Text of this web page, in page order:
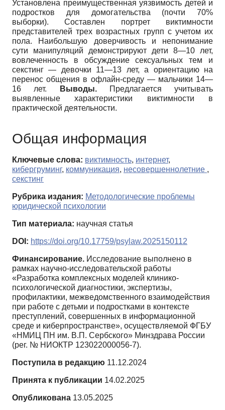
Установлена преимущественная уязвимость детей и
подростков для домогательства (почти 70%
выборки). Составлен портрет виктимности
представителей трех возрастных групп с учетом их
пола. Наибольшую доверчивость и непонимание
сути манипуляций демонстрируют дети 8—10 лет,
вовлеченность в обсуждение сексуальных тем и
секстинг — девочки 11—13 лет, а ориентацию на
перенос общения в офлайн-среду — мальчики 14—
16 лет.
Выводы.Предлагается учитывать
выявленные характеристики виктимности в
практической деятельности.
Общая информация
Ключевые слова: виктимность, интернет,
кибергруминг, коммуникация, несовершеннолетние ,
секстинг
Рубрика издания: Методологические проблемы
юридической психологии
Тип материала: научная статья
DOI: https://doi.org/10.17759/psylaw.2025150112
Финансирование. Исследование выполнено в
рамках научно-исследовательской работы
«Разработка комплексных моделей клинико-
психологической диагностики, экспертизы,
профилактики, межведомственного взаимодействия
при работе с детьми и подростками в контексте
преступлений, совершенных в информационной
среде и киберпространстве», осуществляемой ФГБУ
«НМИЦ ПН им. В.П. Сербского» Минздрава России
(рег. № НИОКТР 123022000056-7).
Поступила в редакцию 11.12.2024
Принята к публикации 14.02.2025
Опубликована 13.05.2025